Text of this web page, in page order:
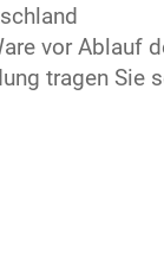
vor Ablauf
tragen Sie